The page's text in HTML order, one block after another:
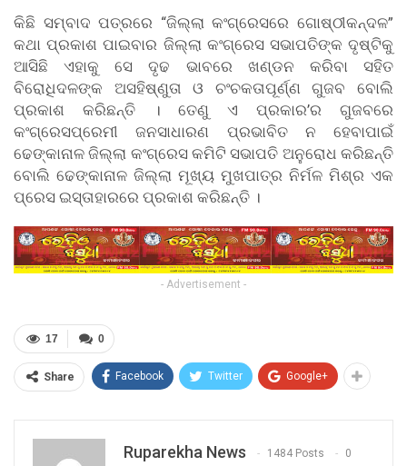
କିଛି ସମ୍ବାଦ ପତ୍ରରେ “ଜିଲ୍ଲା କଂଗ୍ରେସରେ ଗୋଷ୍ଠୀକନ୍ଦଳ”
କଥା ପ୍ରକାଶ ପାଇବାର ଜିଲ୍ଲା କଂଗ୍ରେସ ସଭାପତିଙ୍କ ଦୃଷ୍ଟିକୁ
ଆସିଛି ଏହାକୁ ସେ ଦୃଢ ଭାବରେ ଖଣ୍ଡନ କରିବା ସହିତ
ବିରୋଧିଦଳଙ୍କ ଅସହିଷ୍ଣୁତା ଓ ଚଂଚକତାପୂର୍ଣ୍ଣ ଗୁଜବ ବୋଲି
ପ୍ରକାଶ କରିଛନ୍ତି । ତେଣୁ ଏ ପ୍ରକାର’ର ଗୁଜବରେ
କଂଗ୍ରେସପ୍ରେମୀ ଜନସାଧାରଣ ପ୍ରଭାବିତ ନ ହେବାପାଇଁ
ଢେଙ୍କାନାଳ ଜିଲ୍ଲା କଂଗ୍ରେସ କମିଟି ସଭାପତି ଅନୁରୋଧ କରିଛନ୍ତି
ବୋଲି ଢେଙ୍କାନାଳ ଜିଲ୍ଲା ମୂଖ୍ୟ ମୁଖପାତ୍ର ନିର୍ମଳ ମିଶ୍ର ଏକ
ପ୍ରେସ ଇସ୍ତାହାରରେ ପ୍ରକାଶ କରିଛନ୍ତି ।
- Advertisement -
0
17
Share Facebook Twitter Google+
Ruparekha News 1484 Posts 0